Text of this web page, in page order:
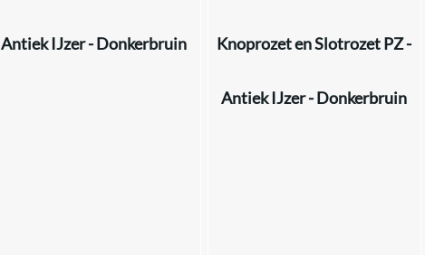
Antiek IJzer - Donkerbruin Knoprozet en Slotrozet PZ -
Antiek IJzer - Donkerbruin